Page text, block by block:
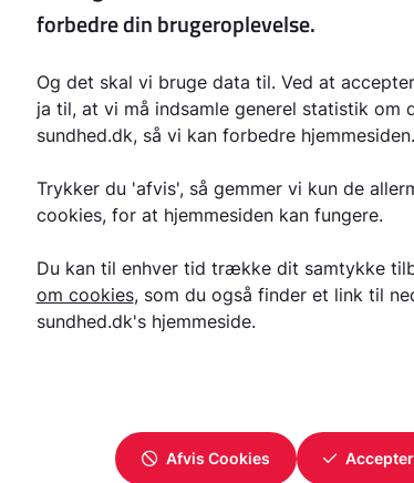
Læg, udadroteret
Lårben, indadroteret
Medfødt hoftefejl, hofteledsdysplasi
Osteogenesis imperfecta
Out-toeing/Chaplin-fødder